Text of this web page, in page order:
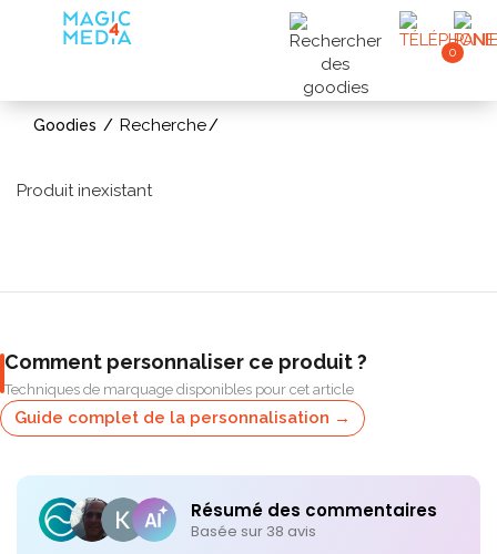
0
Goodies Recherche
Produit inexistant
Comment personnaliser ce produit ?
Techniques de marquage disponibles pour cet article
Guide complet de la personnalisation →
Résumé des commentaires
Basée sur 38 avis